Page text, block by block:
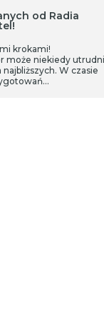
od Radia
krokami!
może niekiedy
W czasie